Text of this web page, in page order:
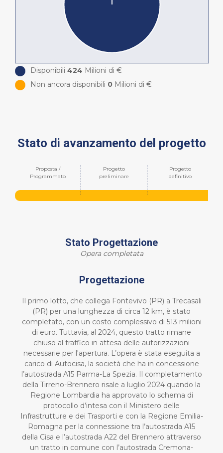
Disponibili 424 Milioni di €
Non ancora disponibili 0 Milioni di €
Stato di avanzamento del progetto
Proposta /
Programmato
Progetto
preliminare
Progetto
definitivo
Stato Progettazione
Opera completata
Progettazione
Il primo lotto, che collega Fontevivo (PR) a Trecasali
(PR) per una lunghezza di circa 12 km, è stato
completato, con un costo complessivo di 513 milioni
di euro. Tuttavia, al 2024, questo tratto rimane
chiuso al traffico in attesa delle autorizzazioni
necessarie per l'apertura. L’opera è stata eseguita a
carico di Autocisa, la società che ha in concessione
l’autostrada A15 Parma-La Spezia. Il completamento
della Tirreno-Brennero risale a luglio 2024 quando la
Regione Lombardia ha approvato lo schema di
protocollo d’intesa con il Ministero delle
Infrastrutture e dei Trasporti e con la Regione Emilia-
Romagna per la connessione tra l’autostrada A15
della Cisa e l’autostrada A22 del Brennero attraverso
un tratto in comune con l’autostrada Cremona-